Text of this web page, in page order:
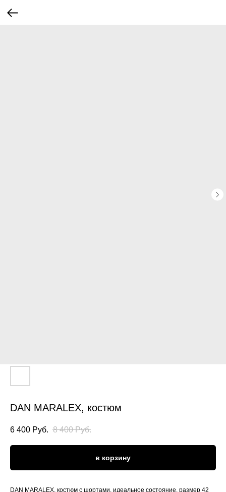
DAN MARALEX, костюм
6 400 Руб. 8 400 Руб.
в корзину
DAN MARALEX, костюм с шортами, идеальное состояние, размер 42